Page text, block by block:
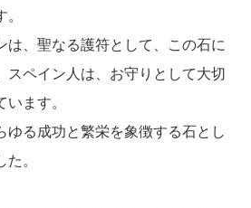
は、聖なる護符として、この石に
スペイン人は、お守りとして大切
ます。
ゆる成功と繁栄を象徴する石とし
。